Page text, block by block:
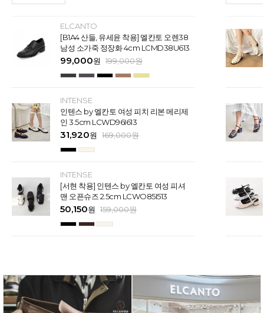
ELCANTO
[B1A4 산들, 유세윤 착용] 엘칸토 오렌38
남성 소가죽 정장화 4cm LCMD38U613
99,000원 199,000원
INTENSE
인텐스 by 엘칸토 여성 피치 리본 메리제
인 3.5cm LCWD96I613
31,920원 169,000원
INTENSE
[서현 착용] 인텐스 by 엘칸토 여성 피셔
맨 오픈슈즈 2.5cm LCWO85I513
50,150원 159,000원